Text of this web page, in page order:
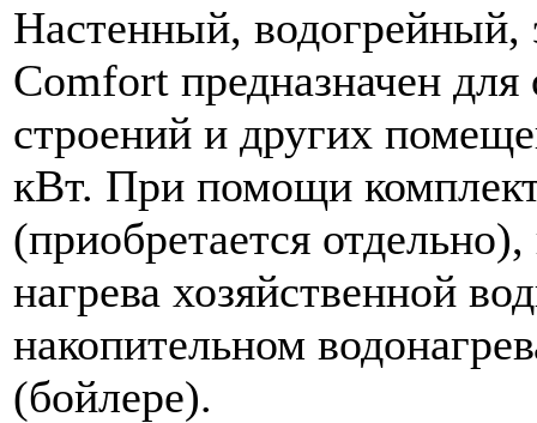
Настенный, водогрейный,
Comfort предназначен
строений и других
кВт. При помощи
(приобретается
нагрева хозяйственной
накопительном
(бойлере).